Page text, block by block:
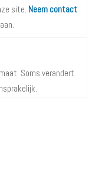
site. Neem contact
Soms verandert